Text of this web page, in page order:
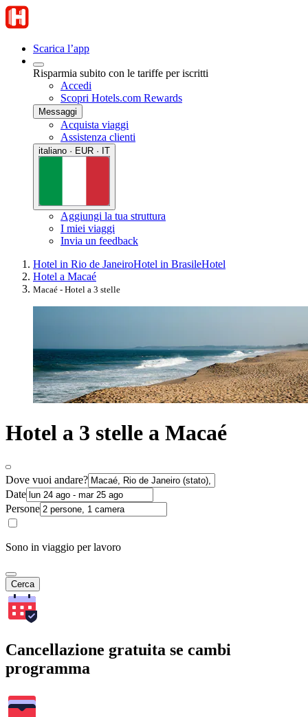
Scarica l’app
Risparmia subito con le tariffe per iscritti
Accedi
Scopri Hotels.com Rewards
Messaggi
Acquista viaggi
Assistenza clienti
italiano · EUR · IT
Aggiungi la tua struttura
I miei viaggi
Invia un feedback
Hotel in Rio de JaneiroHotel in BrasileHotel
Hotel a Macaé
Macaé - Hotel a 3 stelle
Hotel a 3 stelle a Macaé
Dove vuoi andare?
Date
Persone
Sono in viaggio per lavoro
Cerca
Cancellazione gratuita se cambi
programma